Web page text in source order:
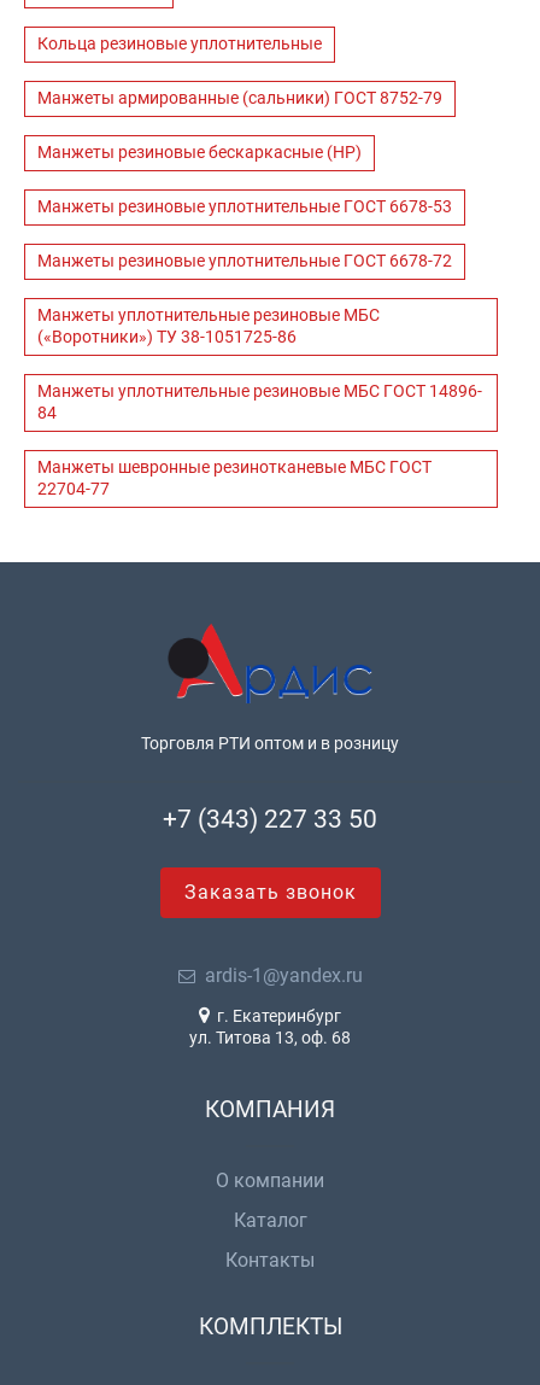
Кольца резиновые уплотнительные
Манжеты армированные (сальники) ГОСТ 8752-79
Манжеты резиновые бескаркасные (НР)
Манжеты резиновые уплотнительные ГОСТ 6678-53
Манжеты резиновые уплотнительные ГОСТ 6678-72
Манжеты уплотнительные резиновые МБС
(«Воротники») ТУ 38-1051725-86
Манжеты уплотнительные резиновые МБС ГОСТ 14896-
84
Манжеты шевронные резинотканевые МБС ГОСТ
22704-77
Торговля РТИ оптом и в розницу
+7 (343) 227 33 50
Заказать звонок
ardis-1@yandex.ru
г. Екатеринбург
ул. Титова 13, оф. 68
КОМПАНИЯ
О компании
Каталог
Контакты
КОМПЛЕКТЫ